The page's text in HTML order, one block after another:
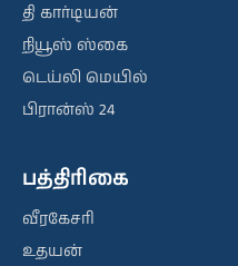
தி கார்டியன்
நியூஸ் ஸ்கை
டெய்லி மெயில்
பிரான்ஸ் 24
பத்திரிகை
வீரகேசரி
உதயன்